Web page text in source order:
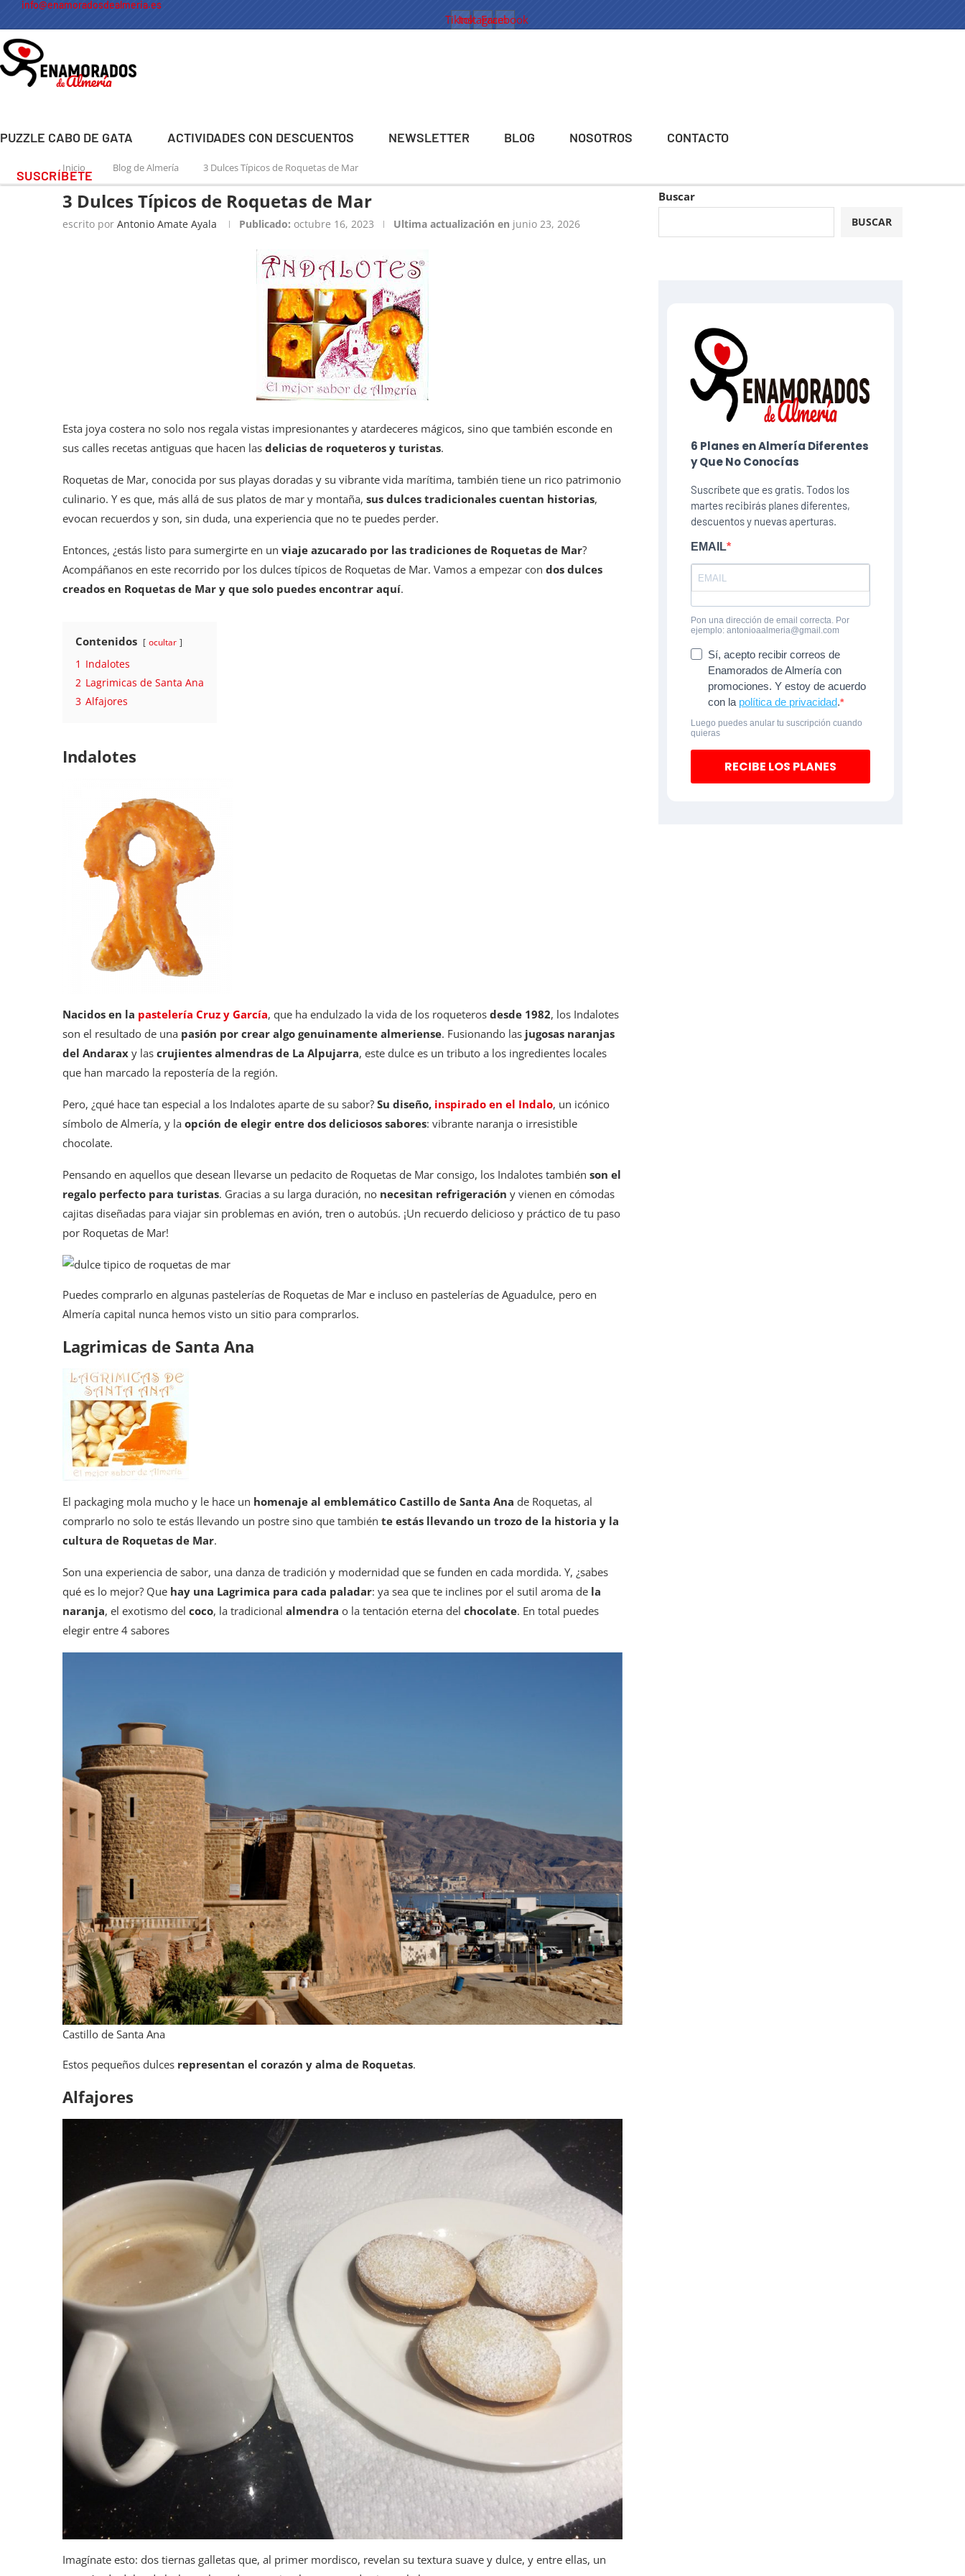
info@enamoradosdealmeria.es
Tiktok
Instagram
Facebook
PUZZLE CABO DE GATA ACTIVIDADES CON DESCUENTOS NEWSLETTER BLOG NOSOTROS CONTACTO
SUSCRÍBETE
Inicio Blog de Almería 3 Dulces Típicos de Roquetas de Mar
3 Dulces Típicos de Roquetas de Mar
escrito por Antonio Amate Ayala Publicado: octubre 16, 2023 Ultima actualización en junio 23, 2026
Esta joya costera no solo nos regala vistas impresionantes y atardeceres mágicos, sino que también esconde en
sus calles recetas antiguas que hacen las delicias de roqueteros y turistas.
Roquetas de Mar, conocida por sus playas doradas y su vibrante vida marítima, también tiene un rico patrimonio
culinario. Y es que, más allá de sus platos de mar y montaña, sus dulces tradicionales cuentan historias,
evocan recuerdos y son, sin duda, una experiencia que no te puedes perder.
Entonces, ¿estás listo para sumergirte en un viaje azucarado por las tradiciones de Roquetas de Mar?
Acompáñanos en este recorrido por los dulces típicos de Roquetas de Mar. Vamos a empezar con dos dulces
creados en Roquetas de Mar y que solo puedes encontrar aquí.
Contenidos ocultar
1 Indalotes
2 Lagrimicas de Santa Ana
3 Alfajores
Indalotes
Nacidos en la pastelería Cruz y García, que ha endulzado la vida de los roqueteros desde 1982, los Indalotes
son el resultado de una pasión por crear algo genuinamente almeriense. Fusionando las jugosas naranjas
del Andarax y las crujientes almendras de La Alpujarra, este dulce es un tributo a los ingredientes locales
que han marcado la repostería de la región.
Pero, ¿qué hace tan especial a los Indalotes aparte de su sabor? Su diseño, inspirado en el Indalo, un icónico
símbolo de Almería, y la opción de elegir entre dos deliciosos sabores: vibrante naranja o irresistible
chocolate.
Pensando en aquellos que desean llevarse un pedacito de Roquetas de Mar consigo, los Indalotes también son el
regalo perfecto para turistas. Gracias a su larga duración, no necesitan refrigeración y vienen en cómodas
cajitas diseñadas para viajar sin problemas en avión, tren o autobús. ¡Un recuerdo delicioso y práctico de tu paso
por Roquetas de Mar!
Puedes comprarlo en algunas pastelerías de Roquetas de Mar e incluso en pastelerías de Aguadulce, pero en
Almería capital nunca hemos visto un sitio para comprarlos.
Lagrimicas de Santa Ana
El packaging mola mucho y le hace un homenaje al emblemático Castillo de Santa Ana de Roquetas, al
comprarlo no solo te estás llevando un postre sino que también te estás llevando un trozo de la historia y la
cultura de Roquetas de Mar.
Son una experiencia de sabor, una danza de tradición y modernidad que se funden en cada mordida. Y, ¿sabes
qué es lo mejor? Que hay una Lagrimica para cada paladar: ya sea que te inclines por el sutil aroma de la
naranja, el exotismo del coco, la tradicional almendra o la tentación eterna del chocolate. En total puedes
elegir entre 4 sabores
Castillo de Santa Ana
Estos pequeños dulces representan el corazón y alma de Roquetas.
Alfajores
Imagínate esto: dos tiernas galletas que, al primer mordisco, revelan su textura suave y dulce, y entre ellas, un
Buscar
BUSCAR
6 Planes​ en Almería Diferentes
y Que No Conocías
Suscríbete que es gratis. Todos los
martes recibirás planes diferentes,
descuentos y nuevas aperturas.
EMAIL
Pon una dirección de email correcta. Por
ejemplo: antonioaalmeria@gmail.com
Sí, acepto recibir correos de
Enamorados de Almería con
promociones. Y estoy de acuerdo
con la política de privacidad.
Luego puedes anular tu suscripción cuando
quieras
RECIBE LOS PLANES